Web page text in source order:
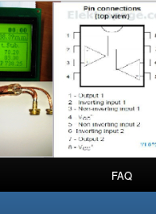
FAQ